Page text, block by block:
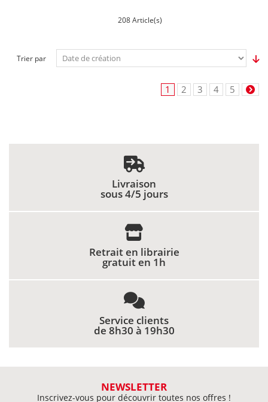
208 Article(s)
Trier par
1 2 3 4 5
Livraison
sous 4/5 jours
Retrait en librairie
gratuit en 1h
Service clients
de 8h30 à 19h30
NEWSLETTER
Inscrivez-vous pour découvrir toutes nos offres !